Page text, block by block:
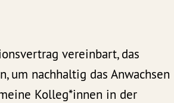
vereinbart, das
um nachhaltig das Anwachsen
Kolleg*innen in der